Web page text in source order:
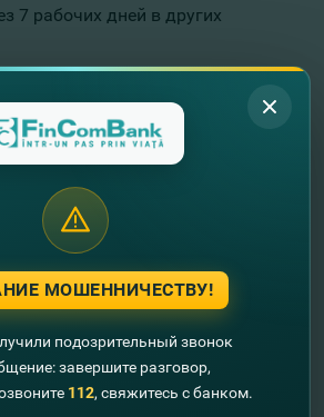
7 рабочих дней в других
МОШЕННИЧЕСТВУ!
подозрительный звонок
завершите разговор,
112, свяжитесь с банком.